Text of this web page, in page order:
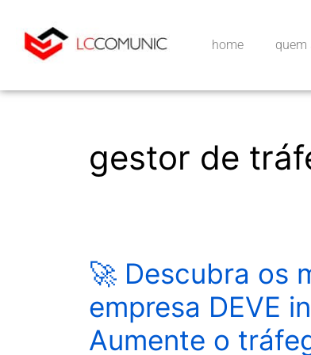
home quem
gestor de
🚀 Descubra os
empresa DEVE
Aumente o